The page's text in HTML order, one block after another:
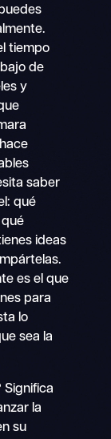
tiempo
de
y
saber
qué
ideas
es el que
para
lo
sea la
Significa
la
su